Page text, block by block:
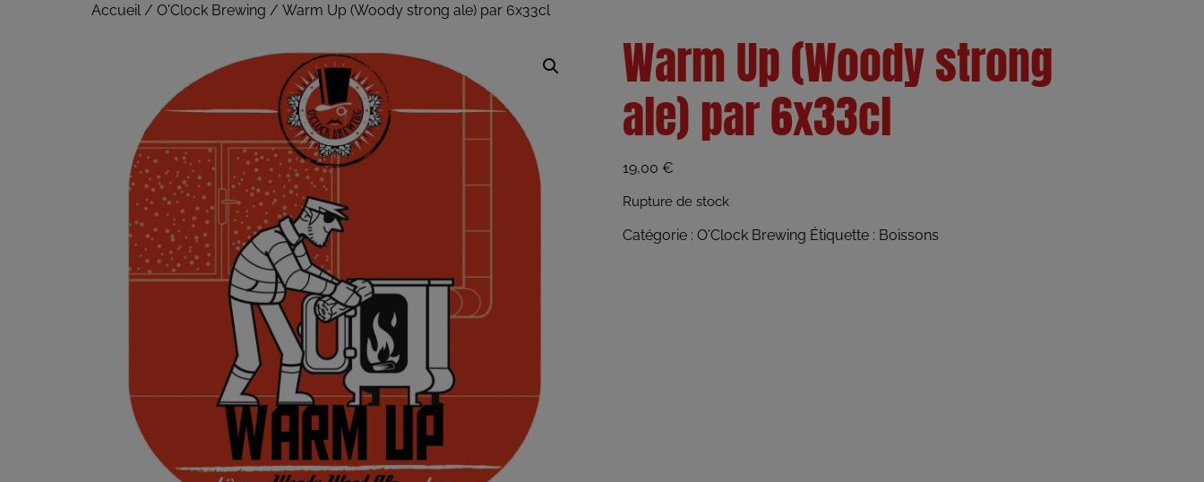
Accueil/ O'Clock Brewing / Warm Up (Woody strong ale) par 6x33cl
Warm Up (Woody strong
ale) par 6x33cl
19,00 €
Rupture de stock
Catégorie : O'Clock Brewing Étiquette : Boissons